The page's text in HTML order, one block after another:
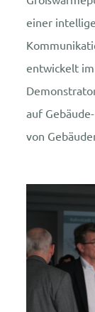
einer
entwickelt
auf
von